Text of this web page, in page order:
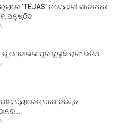
‘TEJAS’ ଉଦ୍ୟୋଗୀ ସଚେତନତା
ଅନୁଷ୍ଠିତ
ମୋବାଇଲ ଘୁରି ବୁଲୁଛି ରାଗିଂ ଭିଡିଓ
ପ୍ୟାରେଡ୍ ପରେ ବିଭିନ୍ନ